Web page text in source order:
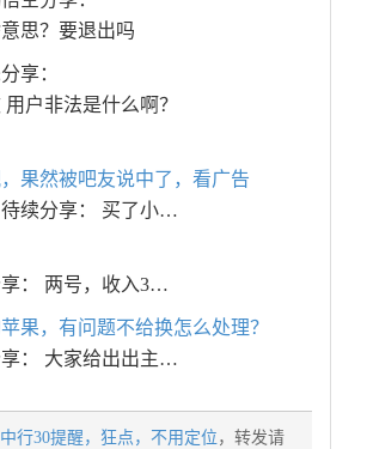
思？要退出吗
享：
户非法是什么啊？
果然被吧友说中了，看广告
待续分享： 买了小…
： 两号，收入3…
果，有问题不给换怎么处理？
享： 大家给出出主…
中行30提醒，狂点，不用定位 ，转发请